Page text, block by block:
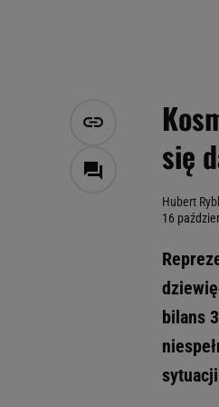
się
Hubert
16
bilans